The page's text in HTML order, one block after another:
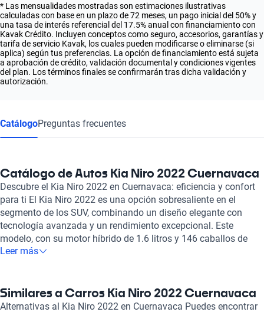
* Las mensualidades mostradas son estimaciones ilustrativas
calculadas con base en un plazo de 72 meses, un pago inicial del 50% y
una tasa de interés referencial del 17.5% anual con financiamiento con
Kavak Crédito. Incluyen conceptos como seguro, accesorios, garantías y
tarifa de servicio Kavak, los cuales pueden modificarse o eliminarse (si
aplica) según tus preferencias. La opción de financiamiento está sujeta
a aprobación de crédito, validación documental y condiciones vigentes
del plan. Los términos finales se confirmarán tras dicha validación y
autorización.
CatálogoPreguntas frecuentes
Catálogo de Autos Kia Niro 2022 Cuernavaca
Descubre el Kia Niro 2022 en Cuernavaca: eficiencia y confort
para ti El Kia Niro 2022 es una opción sobresaliente en el
segmento de los SUV, combinando un diseño elegante con
tecnología avanzada y un rendimiento excepcional. Este
modelo, con su motor híbrido de 1.6 litros y 146 caballos de
fuerza, ofrece una conducción suave y eficiente, ideal para los
de 162 km/h, garantiza un rendimiento divertido sin sacrificar
la eficiencia, logrando un consumo combinado de solo 3.7
Leer más
Similares a Carros Kia Niro 2022 Cuernavaca
Alternativas al Kia Niro 2022 en Cuernavaca Puedes encontrar